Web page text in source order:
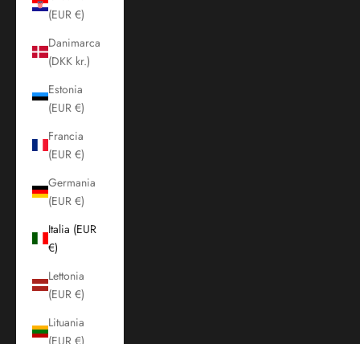
(EUR €)
Danimarca
(DKK kr.)
Estonia
(EUR €)
Francia
(EUR €)
Germania
(EUR €)
Italia (EUR
€)
Lettonia
(EUR €)
Lituania
(EUR €)